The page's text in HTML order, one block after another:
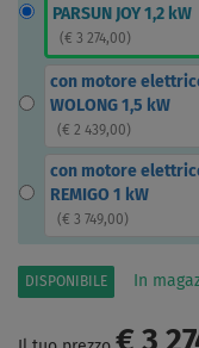
PARSUN JOY 1,2 kW
( € 3 274,00)
con motore
WOLONG 1,5 kW
( € 2 439,00)
con motore
REMIGO 1 kW
( € 3 749,00)
DISPONIBILE In